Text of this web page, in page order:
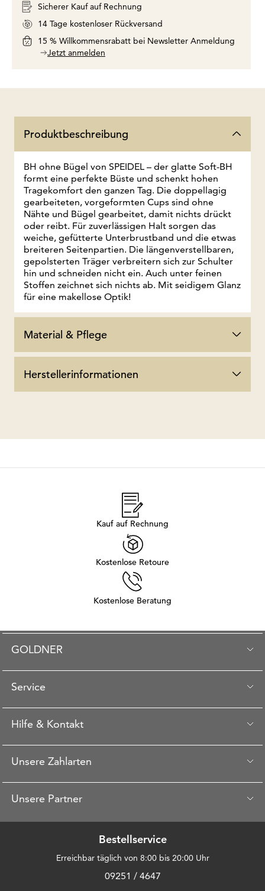
Sicherer Kauf auf Rechnung
14 Tage kostenloser Rückversand
15 % Willkommensrabatt bei Newsletter Anmeldung
Jetzt anmelden
Produktbeschreibung
BH ohne Bügel von SPEIDEL – der glatte Soft-BH
formt eine perfekte Büste und schenkt hohen
Tragekomfort den ganzen Tag. Die doppellagig
gearbeiteten, vorgeformten Cups sind ohne
Nähte und Bügel gearbeitet, damit nichts drückt
oder reibt. Für zuverlässigen Halt sorgen das
weiche, gefütterte Unterbrustband und die etwas
breiteren Seitenpartien. Die längenverstellbaren,
gepolsterten Träger verbreitern sich zur Schulter
hin und schneiden nicht ein. Auch unter feinen
Stoffen zeichnet sich nichts ab. Mit seidigem Glanz
für eine makellose Optik!
Material & Pflege
Herstellerinformationen
Kauf auf Rechnung
Kostenlose Retoure
Kostenlose Beratung
GOLDNER
Service
Hilfe & Kontakt
Unsere Zahlarten
Unsere Partner
Bestellservice
Erreichbar täglich von 8:00 bis 20:00 Uhr
09251 / 4647